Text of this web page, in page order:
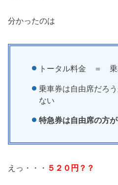
分かったのは
トータル料金 ＝
乗車券は自由席だろ
ない
特急券は自由席の方
えっ・・・ ５２０円？？